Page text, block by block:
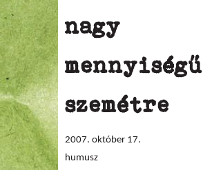
nagy
mennyiségű
szemétre
2007. október 17.
humusz